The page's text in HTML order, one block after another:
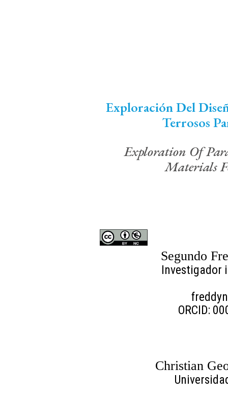
Exploración Del
Terrosos
Exploration Of
Materials
Segundo
Investigador
ORCID:
Christian